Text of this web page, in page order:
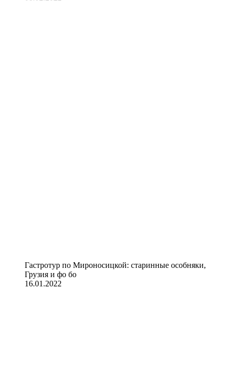
Гастротур по Мироносицкой: старинные особняки,
Грузия и фо бо
16.01.2022